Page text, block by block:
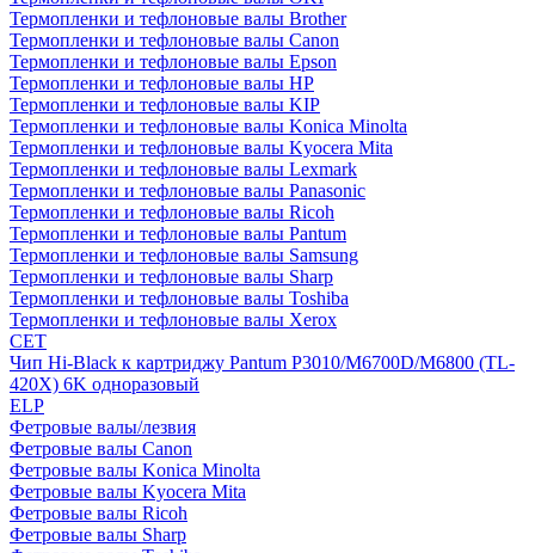
Термопленки и тефлоновые валы Brother
Термопленки и тефлоновые валы Canon
Термопленки и тефлоновые валы Epson
Термопленки и тефлоновые валы HP
Термопленки и тефлоновые валы KIP
Термопленки и тефлоновые валы Konica Minolta
Термопленки и тефлоновые валы Kyocera Mita
Термопленки и тефлоновые валы Lexmark
Термопленки и тефлоновые валы Panasonic
Термопленки и тефлоновые валы Ricoh
Термопленки и тефлоновые валы Pantum
Термопленки и тефлоновые валы Samsung
Термопленки и тефлоновые валы Sharp
Термопленки и тефлоновые валы Toshiba
Термопленки и тефлоновые валы Xerox
CET
Чип Hi-Black к картриджу Pantum P3010/M6700D/M6800 (TL-
420X) 6K одноразовый
ELP
Фетровые валы/лезвия
Фетровые валы Canon
Фетровые валы Konica Minolta
Фетровые валы Kyocera Mita
Фетровые валы Ricoh
Фетровые валы Sharp